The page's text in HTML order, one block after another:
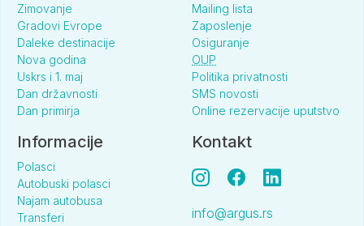
Zimovanje
Gradovi Evrope
Daleke destinacije
Nova godina
Uskrs i 1. maj
Dan državnosti
Dan primirja
Mailing lista
Zaposlenje
Osiguranje
OUP
Politika privatnosti
SMS novosti
Online rezervacije uputstvo
Informacije
Polasci
Autobuski polasci
Najam autobusa
Transferi
Kontakt
info@argus.rs